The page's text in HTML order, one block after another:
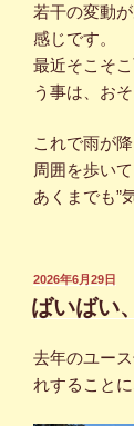
若干の変動
感じです。
最近そこそ
う事は、お
これで雨が
周囲を歩い
あくまでも”
投
稿
日:
2026年6月29日
ばいばい
去年のユー
れすることに